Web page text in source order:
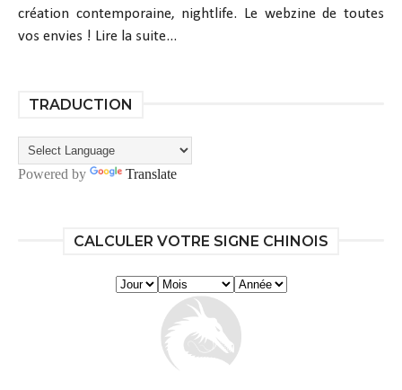
création contemporaine, nightlife. Le webzine de toutes
vos envies ! Lire la suite...
TRADUCTION
Powered by Translate
CALCULER VOTRE SIGNE CHINOIS